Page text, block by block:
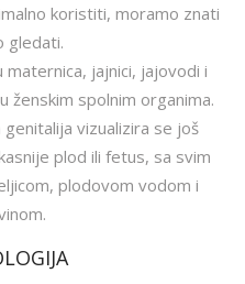
koristiti, moramo znati
gledati.
jajnici, jajovodi i
ženskim spolnim organima.
vizualizira se još
plod ili fetus, sa svim
plodovom vodom i